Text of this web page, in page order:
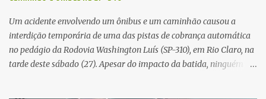
mas decidir melhor onde investir para produzir o maior benefício
possível à população. Essa reflexão encontra respaldo tanto na
teoria da admini...
Um acidente envolvendo um ônibus e um caminhão causou a
interdição temporária de uma das pistas de cobrança automática
no pedágio da Rodovia Washington Luís (SP-310), em Rio Claro, na
tarde deste sábado (27). Apesar do impacto da batida, ninguém